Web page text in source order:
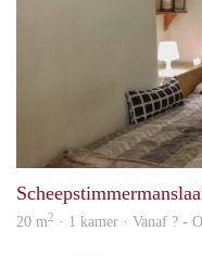
20 m2 · 1 kamer · Vanaf ? -